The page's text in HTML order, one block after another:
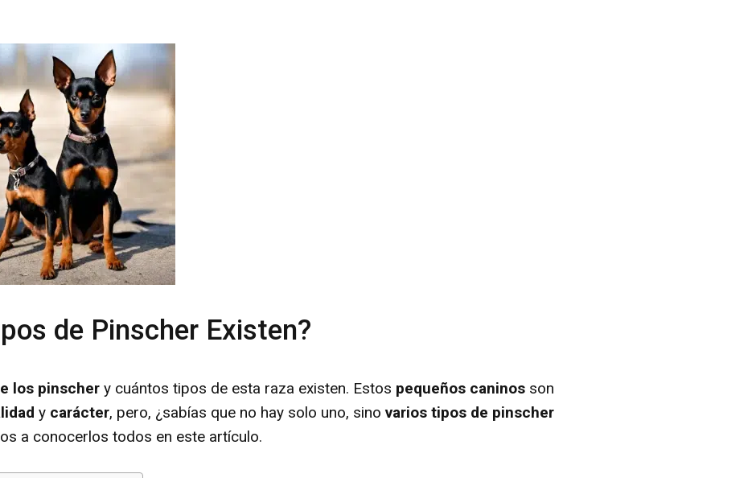
de Pinscher Existen?
los pinscher y cuántos tipos de esta raza existen. Estos pequeños caninos son
y carácter, pero, ¿sabías que no hay solo uno, sino varios tipos de pinscher
a conocerlos todos en este artículo.